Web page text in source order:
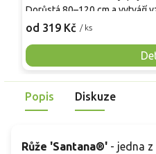
od 319 Kč / ks
Dorůstá 80–120 cm a vytváří
lesklými tmavě zelenými listy.
12 cm v lososově až
jemnými broskvovými tóny.
sladká a ovocná. Skvěle se
záhonů, jako solitéra i k řezu,
květů.
Popis Diskuze
Růže 'Santana®' - jedna z